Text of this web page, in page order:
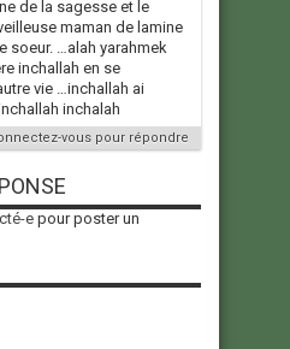
de la sagesse et le
maman de lamine
soeur. …alah yarahmek
inchallah en se
vie …inchallah ai
inchalah
vous pour répondre
epour poster un